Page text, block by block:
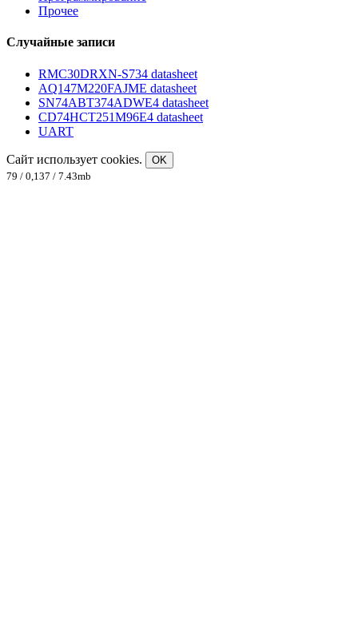
Прочее
Случайные записи
RMC30DRXN-S734 datasheet
AQ147M220FAJME datasheet
SN74ABT374ADWE4 datasheet
CD74HCT251M96E4 datasheet
UART
Сайт использует cookies.
OK
79 / 0,137 / 7.43mb